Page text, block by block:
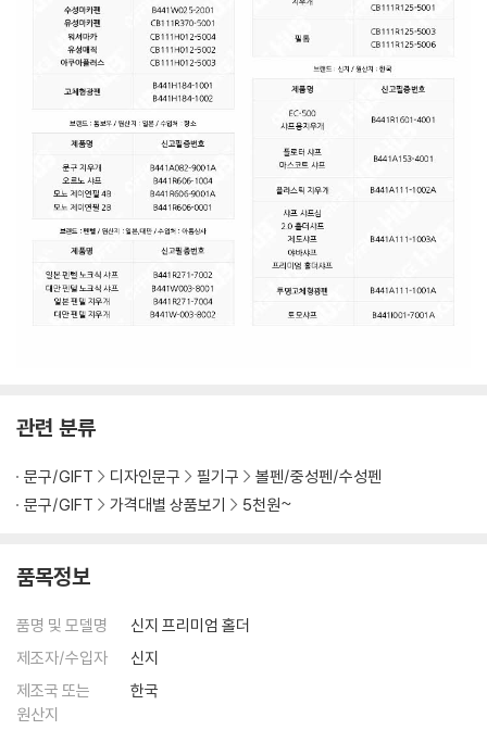
관련 분류
문구/GIFT 디자인문구 필기구
볼펜/중성펜/수성펜
문구/GIFT
가격대별 상품보기 5천원~
품목정보
품명 및 모델명
신지 프리미엄 홀더
제조자/수입자
신지
제조국 또는
원산지
한국